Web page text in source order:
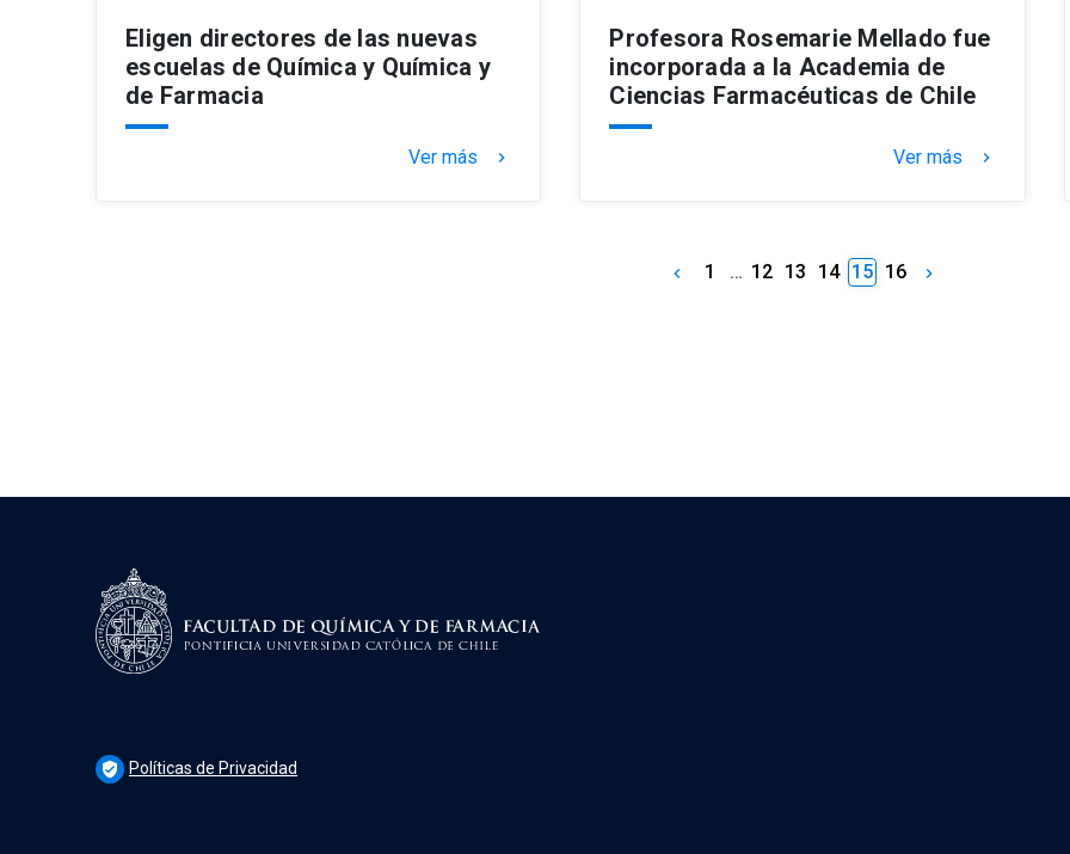
Eligen directores de las nuevas
escuelas de Química y Química y
de Farmacia
Ver más keyboard_arrow_right
Profesora Rosemarie Mellado fue
incorporada a la Academia de
Ciencias Farmacéuticas de Chile
Ver más keyboard_arrow_right
keyboard_arrow_left 1 … 12 13 14 15 16 keyboard_arrow_right
verified_user Políticas de Privacidad